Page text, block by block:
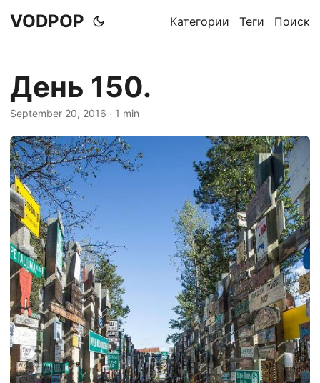
VODPOP Категории Теги Поиск
День 150.
September 20, 2016 · 1 min